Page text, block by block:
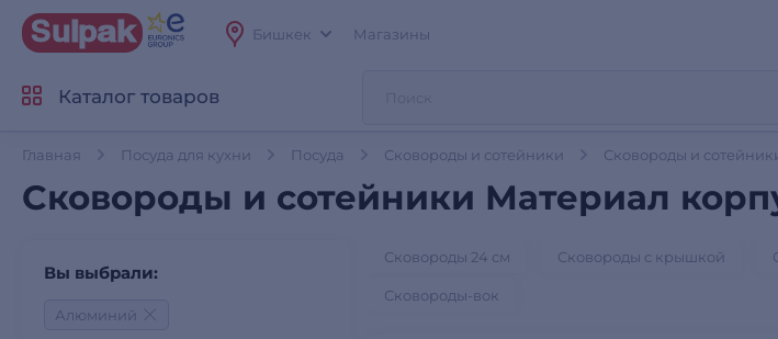
Бишкек Магазины
Каталог товаров
Главная Посуда для кухни Посуда Сковороды и сотейники Сковороды и
Сковороды и сотейники Материал
Вы выбрали:
Алюминий
Сковороды 24 см Сковороды с крышкой
Сковороды-вок